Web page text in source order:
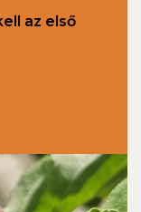
az első